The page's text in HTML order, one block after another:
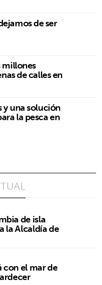
de ser
de calles en
y una solución
la pesca en
de isla
la Alcaldía de
con el mar de